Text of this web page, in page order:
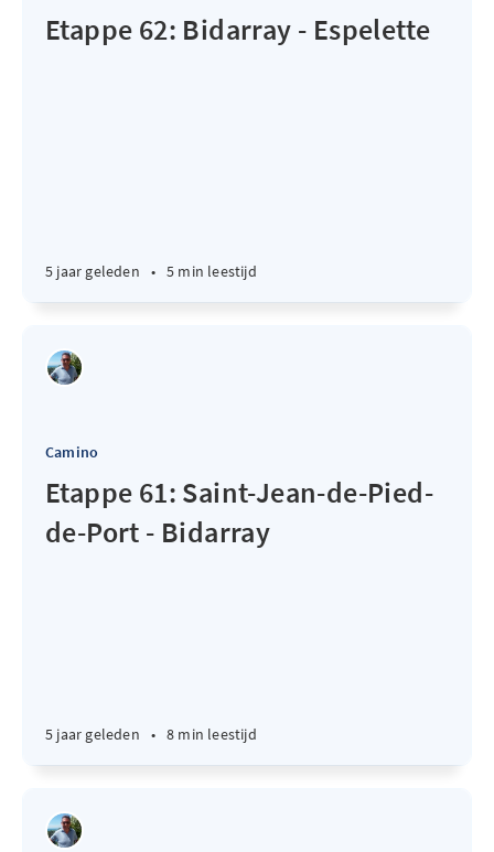
Etappe 62: Bidarray - Espelette
5 jaar geleden • 5 min leestijd
Camino
Etappe 61: Saint-Jean-de-Pied-
de-Port - Bidarray
5 jaar geleden • 8 min leestijd